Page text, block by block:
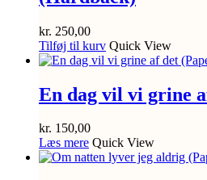
kr. 250,00
Tilføj til kurv Quick View
En dag vil vi grine
kr. 150,00
Læs mere Quick View